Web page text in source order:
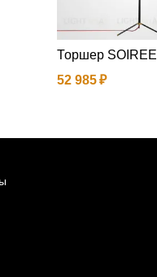
Торшер SOIREE
52 985